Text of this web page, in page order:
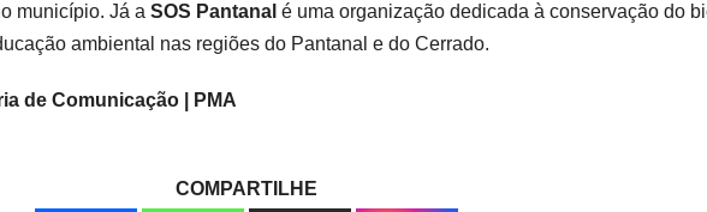
município. Já a SOS Pantanal é uma organização dedicada à conservação do
ambiental nas regiões do Pantanal e do Cerrado.
de Comunicação | PMA
COMPARTILHE